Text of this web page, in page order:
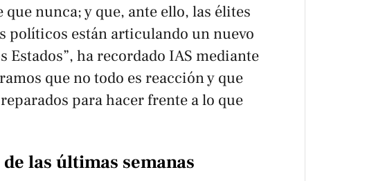
nunca; y que, ante ello, las élites
políticos están articulando un nuevo
ha recordado IAS mediante
que no todo es reacción y que
para hacer frente a lo que
las últimas semanas